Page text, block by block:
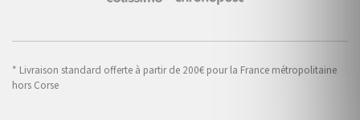
* Livraison standard offerte à partir de 200€ pour la France métropolitaine
hors Corse